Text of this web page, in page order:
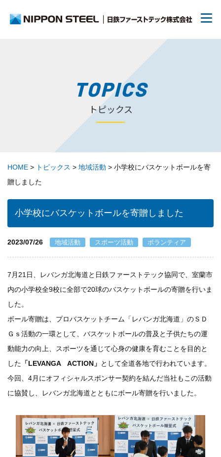
日鉄ファーストテックについて
リクルート
トピックス
お問い合わせ
資材購買(業者様へ)
TOPICS
トピックス
HOME > トピックス > 地域活動 > 小学校にバスケットボールを寄
贈しました
小学校にバスケットボールを寄贈しました
2023/07/26 地域活動 スポーツ活動 ボランティア
7月21日、レバンガ北海道と日鉄ファーストテック協同で、室蘭市
内の小学校全9校に全部で20球のバスケットボールの寄贈を行いま
した。
ボール寄贈は、プロバスケットチーム「レバンガ北海道」のＳＤ
Ｇｓ活動の一環として、バスケットボールの普及と子供たちの運
動能力の向上、スポーツを通じて心身の健康を育むことを目的と
した 「LEVANGA ACTION」 として全道各地で行われています。
今回、4月にオフィシャルスポンサー契約を結んだ当社もこの活動
に協賛し、レバンガ北海道とともにボール寄贈を行いました。